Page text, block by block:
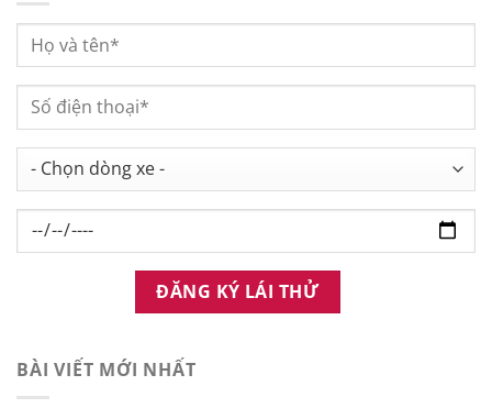
BÀI VIẾT MỚI NHẤT